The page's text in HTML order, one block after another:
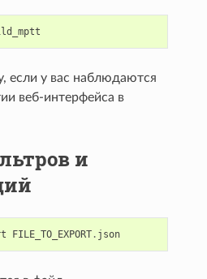
если у вас наблюдаются
веб-интерфейса в
и
FILE_TO_EXPORT . json